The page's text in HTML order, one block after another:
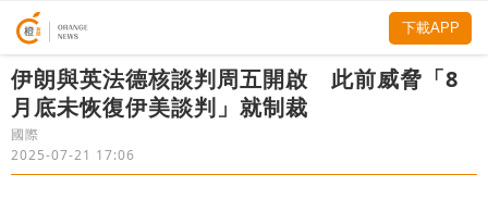
伊朗與英法德核談判周五開啟 此前威脅「8
月底未恢復伊美談判」就制裁
國際
2025-07-21 17:06
下載APP